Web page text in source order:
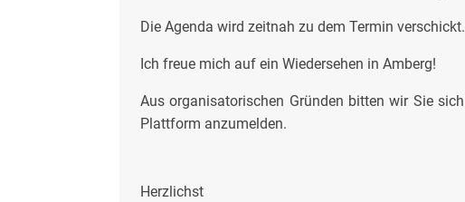
Die Agenda wird zeitnah zu dem Termin verschickt.
Ich freue mich auf ein Wiedersehen in Amberg!
Aus organisatorischen Gründen bitten wir Sie sich
Plattform anzumelden.
Herzlichst